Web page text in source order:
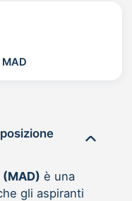
è una
gli aspiranti